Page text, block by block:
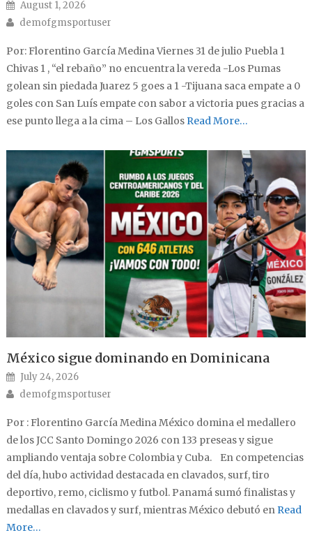
Posted on
August 1, 2026
Author
demofgmsportuser
Por: Florentino García Medina Viernes 31 de julio Puebla 1
Chivas 1 , “el rebaño” no encuentra la vereda -Los Pumas
golean sin piedada Juarez 5 goes a 1 -Tijuana saca empate a 0
goles con San Luís empate con sabor a victoria pues gracias a
ese punto llega a la cima – Los GallosRead More…
México sigue dominando en Dominicana
Posted on
July 24, 2026
Author
demofgmsportuser
Por : Florentino García Medina México domina el medallero
de los JCC Santo Domingo 2026 con 133 preseas y sigue
ampliando ventaja sobre Colombia y Cuba. En competencias
del día, hubo actividad destacada en clavados, surf, tiro
deportivo, remo, ciclismo y futbol. Panamá sumó finalistas y
medallas en clavados y surf, mientras México debutó enRead
More…